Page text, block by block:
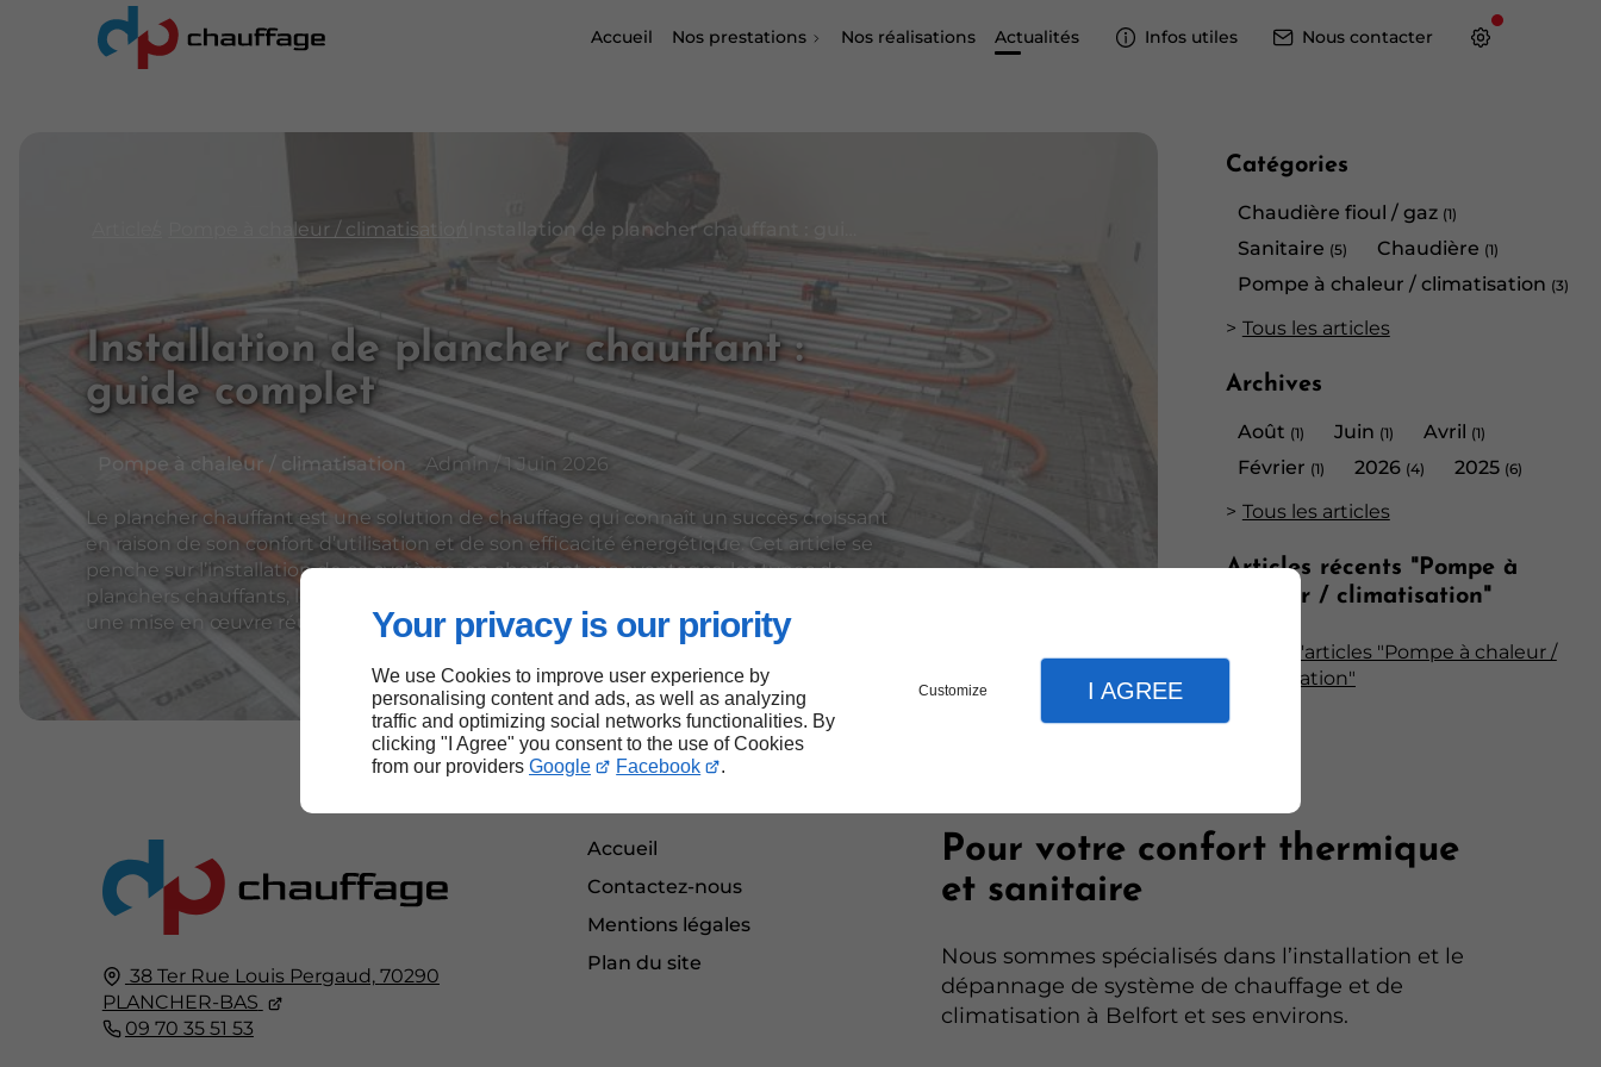
Your privacy is our priority
We use Cookies to improve user experience by
personalising content and ads, as well as analyzing
traffic and optimizing social networks functionalities. By
clicking "I Agree" you consent to the use of Cookies
from our providers Google Facebook .
Customize I AGREE
Accueil Nos prestations Nos réalisations Actualités Infos utiles Nous contacter
Catégories
Chaudière fioul / gaz (1)
Sanitaire (5) Chaudière (1)
Pompe à chaleur / climatisation (3)
Tous les articles
Archives
Août (1) Juin (1) Avril (1)
Février (1) 2026 (4) 2025 (6)
Tous les articles
Articles récents "Pompe à
chaleur / climatisation"
Plus d'articles "Pompe à chaleur /
climatisation"
Pompe à chaleur / climatisation
Installation de plancher chauffant :
guide complet
Pompe à chaleur / climatisation Admin / 1 Juin 2026
Le plancher chauffant est une solution de chauffage qui connaît un succès croissant
en raison de son confort d’utilisation et de son efficacité énergétique. Cet article se
penche sur l’installation de ce système, en abordant ses avantages, les types de
planchers chauffants, les étapes d’installation, ainsi que des conseils pratiques pour
une mise en œuvre réussie.
38 Ter Rue Louis Pergaud, 70290
PLANCHER-BAS
09 70 35 51 53
Accueil
Contactez-nous
Mentions légales
Plan du site
Pour votre confort thermique
et sanitaire
Nous sommes spécialisés dans l’installation et le
dépannage de système de chauffage et de
climatisation à Belfort et ses environs.